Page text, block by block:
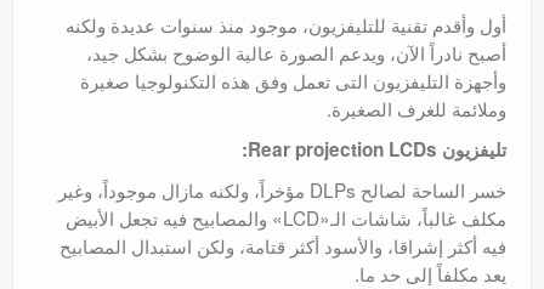
أول وأقدم تقنية للتليفزيون، موجود منذ سنوات عديدة ولكنه
أصبح نادراً الآن، ويدعم الصورة عالية الوضوح بشكل جيد،
وأجهزة التليفزيون التى تعمل وفق هذه التكنولوجيا صغيرة
وملائمة للغرف الصغيرة.
تليفزيون Rear projection LCDs:
خسر الساحة لصالح DLPs مؤخراً، ولكنه مازال موجوداً، وغير
مكلف غالباً، شاشات الـ«LCD» والمصابيح فيه تجعل الأبيض
فيه أكثر إشراقا، والأسود أكثر قتامة، ولكن استبدال المصابيح
يعد مكلفاً إلى حد ما.